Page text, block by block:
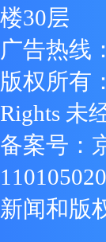
楼30层
广告热线
版权所有
Rights 未
备案号：
新闻和版